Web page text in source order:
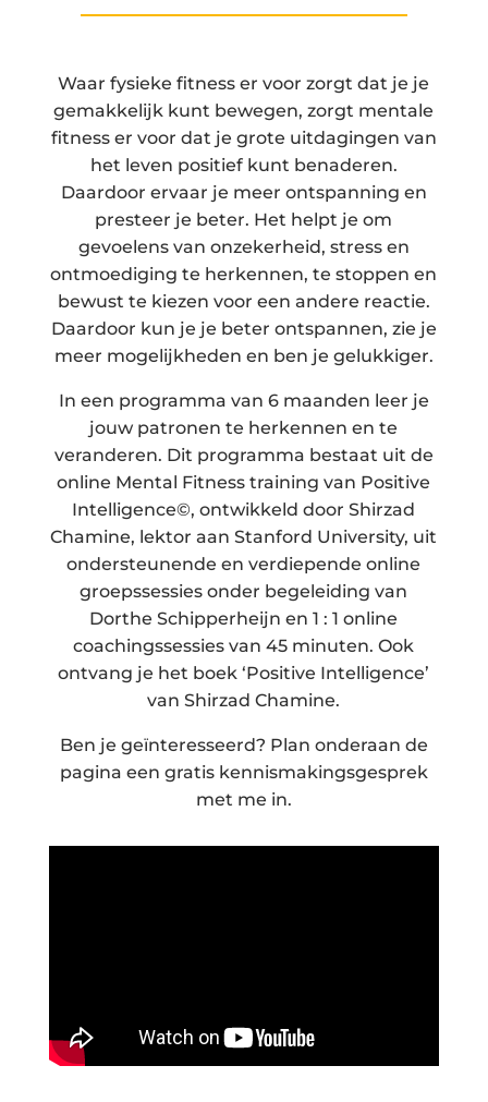
Waar fysieke fitness er voor zorgt dat je je
gemakkelijk kunt bewegen, zorgt mentale
fitness er voor dat je grote uitdagingen van
het leven positief kunt benaderen.
Daardoor ervaar je meer ontspanning en
presteer je beter. Het helpt je om
gevoelens van onzekerheid, stress en
ontmoediging te herkennen, te stoppen en
bewust te kiezen voor een andere reactie.
Daardoor kun je je beter ontspannen, zie je
meer mogelijkheden en ben je gelukkiger.
In een programma van 6 maanden leer je
jouw patronen te herkennen en te
veranderen. Dit programma bestaat uit de
online Mental Fitness training van Positive
Intelligence©, ontwikkeld door Shirzad
Chamine, lektor aan Stanford University, uit
ondersteunende en verdiepende online
groepssessies onder begeleiding van
Dorthe Schipperheijn en 1 : 1 online
coachingssessies van 45 minuten. Ook
ontvang je het boek ‘Positive Intelligence’
van Shirzad Chamine.
Ben je geïnteresseerd? Plan onderaan de
pagina een gratis kennismakingsgesprek
met me in.